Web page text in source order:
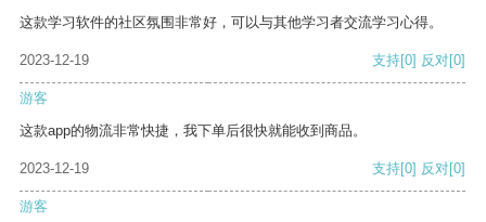
这款学习软件的社区氛围非常好，可以与其他学习者交流学习心得。
2023-12-19 支持[0] 反对[0]
游客
这款app的物流非常快捷，我下单后很快就能收到商品。
2023-12-19 支持[0] 反对[0]
游客